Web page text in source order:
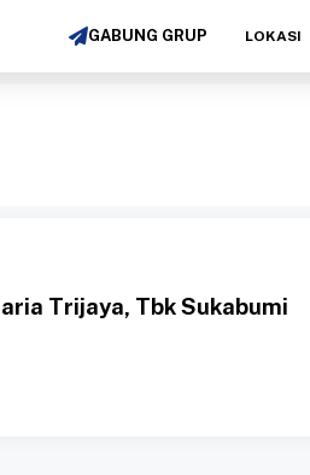
GABUNG GRUP LOKASI
Trijaya, Tbk Sukabumi